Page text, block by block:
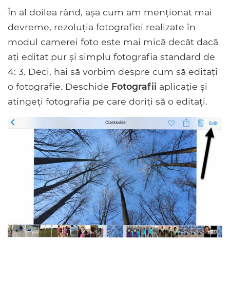
În al doilea rând, așa cum am menționat mai
devreme, rezoluția fotografiei realizate în
modul camerei foto este mai mică decât dacă
ați editat pur și simplu fotografia standard de
4: 3. Deci, hai să vorbim despre cum să editați
o fotografie. Deschide Fotografii aplicație și
atingeți fotografia pe care doriți să o editați.